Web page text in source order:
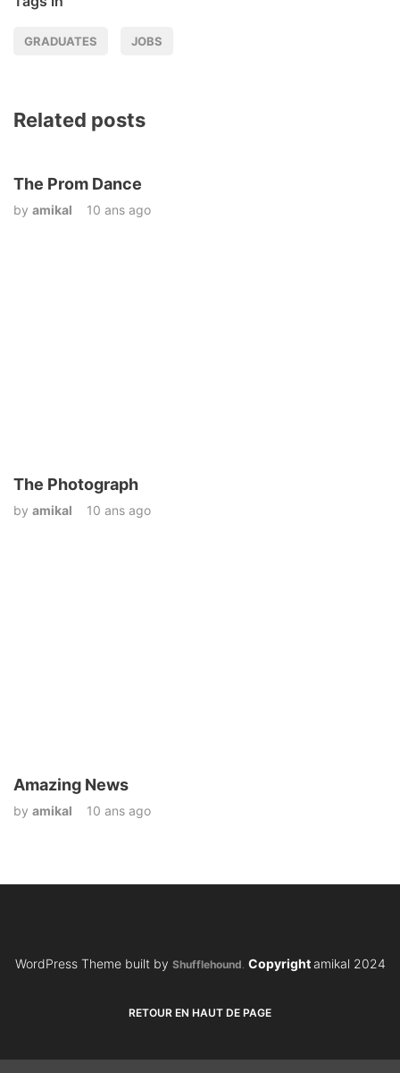
GRADUATES JOBS
Related posts
The Prom Dance
by amikal 10 ans ago
The Photograph
by amikal 10 ans ago
Amazing News
by amikal 10 ans ago
WordPress Theme built by Shufflehound Copyrightamikal 2024
RETOUR EN HAUT DE PAGE